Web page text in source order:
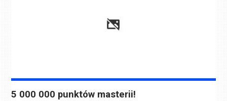
5 000 000 punktów masterii!